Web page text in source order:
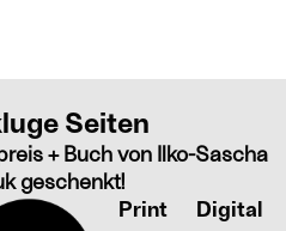
Seiten
+ Buch von Ilko-Sascha
geschenkt!
Print
Digital